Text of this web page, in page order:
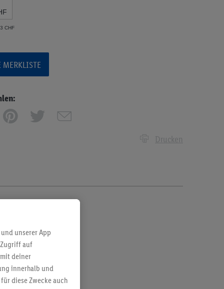
CHF
Drucken
unserer App
auf
deiner
innerhalb und
diese Zwecke auch